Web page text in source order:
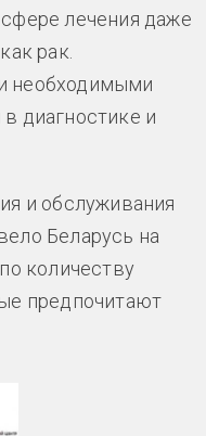
лечения даже
рак.
необходимыми
диагностике и
и обслуживания
Беларусь на
количеству
предпочитают